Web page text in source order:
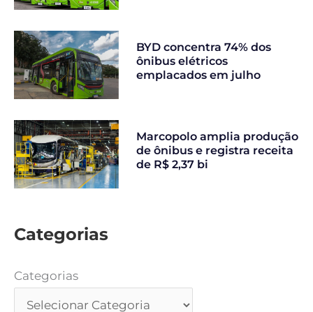
BYD concentra 74% dos
ônibus elétricos
emplacados em julho
Marcopolo amplia produção
de ônibus e registra receita
de R$ 2,37 bi
Categorias
Categorias